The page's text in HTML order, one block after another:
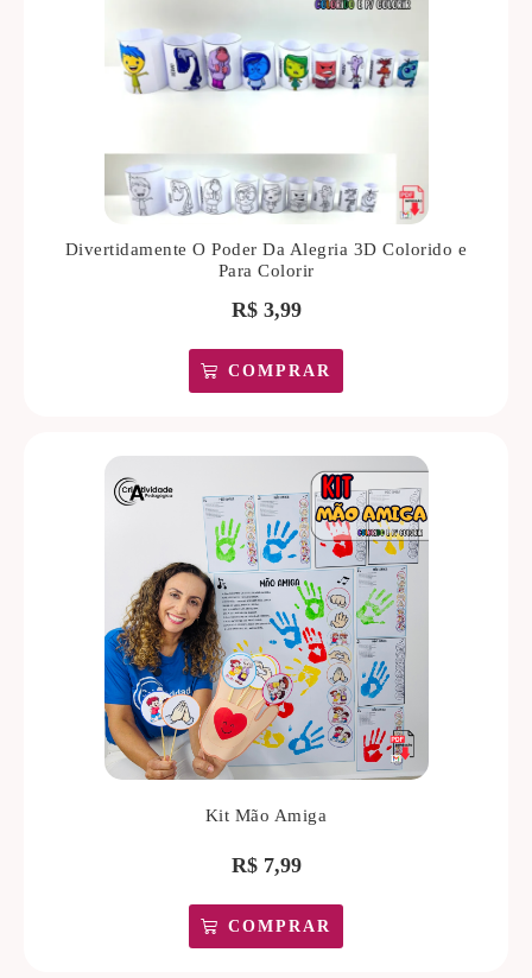
Divertidamente O Poder Da Alegria 3D Colorido e
Para Colorir
R$3,99
COMPRAR
Kit Mão Amiga
R$7,99
COMPRAR